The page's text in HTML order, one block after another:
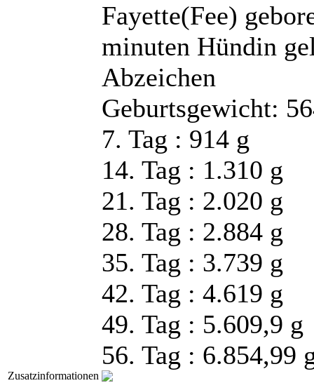
Zusatzinformationen
Fayette(Fee)
minuten Hündin
Abzeichen
Geburtsgewicht:
7. Tag : 914 g
14. Tag : 1.310 g
21. Tag : 2.020 g
28. Tag : 2.884 g
35. Tag : 3.739 g
42. Tag : 4.619 g
49. Tag : 5.609,9 g
56. Tag : 6.854,99